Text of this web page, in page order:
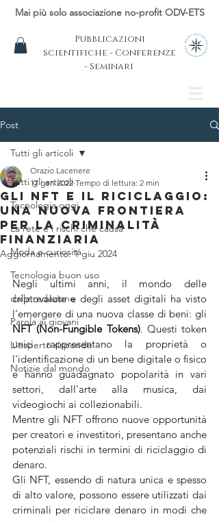
Mai più solo associazione no-profit ODV-ETS
Pubblicazioni
scientifiche - Conferenze
- Seminari
Post
Tutti gli articoli
Tecnologia oggi
La rete e i rischi che causa
Moda e curiosità
Tecnologia buon uso
dalla redazione
Parola ai giovani
L'esperto risponde
Notizie dal mondo
Tutti gli articoli
Gli NFT e il Riciclaggio:
Una Nuova Frontiera
per la Criminalità
Finanziaria
Orazio Lacenere
17 gen 2022 Tempo di lettura: 2 min
Aggiornamento:1 giu 2024
Negli ultimi anni, il mondo delle
criptovalute e degli asset digitali ha visto
l'emergere di una nuova classe di beni: gli
NFT (Non-Fungible Tokens). Questi token
unici rappresentano la proprietà o
l'identificazione di un bene digitale o fisico
e hanno guadagnato popolarità in vari
settori, dall'arte alla musica, dai
videogiochi ai collezionabili.
Mentre gli NFT offrono nuove opportunità
per creatori e investitori, presentano anche
potenziali rischi in termini di riciclaggio di
denaro.
Gli NFT, essendo di natura unica e spesso
di alto valore, possono essere utilizzati dai
criminali per riciclare denaro in modi che